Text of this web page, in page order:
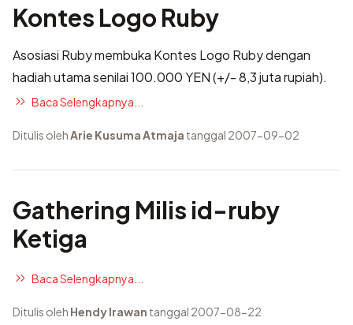
Kontes Logo Ruby
Asosiasi Ruby membuka Kontes Logo Rubydengan
hadiah utama senilai 100.000 YEN (+/- 8,3 juta rupiah).
Baca Selengkapnya...
Ditulis olehArie Kusuma Atmaja tanggal 2007-09-02
Gathering Milis id-ruby
Ketiga
Baca Selengkapnya...
Ditulis oleh Hendy Irawan tanggal 2007-08-22